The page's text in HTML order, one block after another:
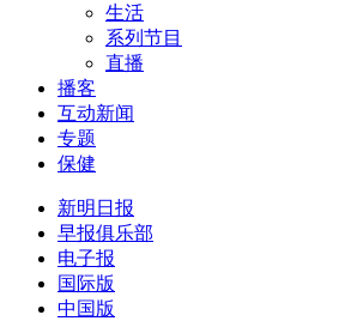
生活
系列节目
直播
播客
互动新闻
专题
保健
新明日报
早报俱乐部
电子报
国际版
中国版